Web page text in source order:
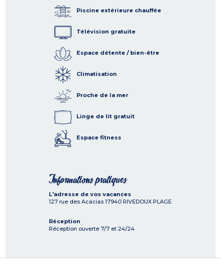
Piscine extérieure chauffée
Télévision gratuite
Espace détente / bien-être
Climatisation
Proche de la mer
Linge de lit gratuit
Espace fitness
Informations pratiques
L'adresse de vos vacances
127 rue des Acacias 17940 RIVEDOUX PLAGE
Réception
Réception ouverte 7/7 et 24/24